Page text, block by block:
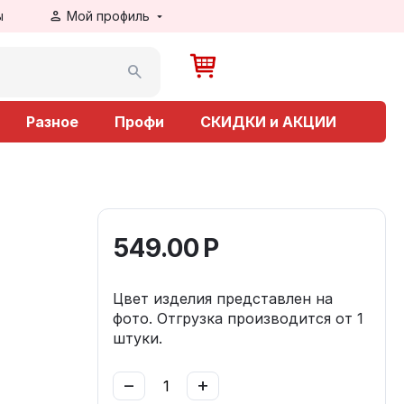
Мой профиль
Разное Профи СКИДКИ и АКЦИИ
549.00Р
Цвет изделия представлен на
фото. Отгрузка производится от 1
штуки.
+
−